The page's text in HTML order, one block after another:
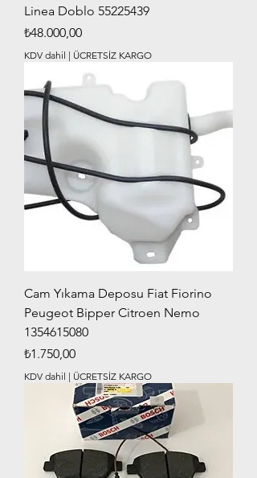
Linea Doblo 55225439
Fiyat
₺48.000,00
KDV dahil | ÜCRETSİZ KARGO
Cam Yıkama Deposu Fiat Fiorino
Peugeot Bipper Citroen Nemo
1354615080
Fiyat
₺1.750,00
KDV dahil | ÜCRETSİZ KARGO